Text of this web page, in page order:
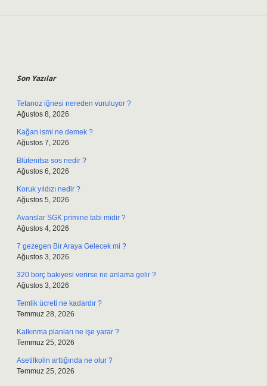
Son Yazılar
Tetanoz iğnesi nereden vuruluyor ?
Ağustos 8, 2026
Kağan ismi ne demek ?
Ağustos 7, 2026
Blütenitsa sos nedir ?
Ağustos 6, 2026
Koruk yıldızı nedir ?
Ağustos 5, 2026
Avanslar SGK primine tabi midir ?
Ağustos 4, 2026
7 gezegen Bir Araya Gelecek mi ?
Ağustos 3, 2026
320 borç bakiyesi verirse ne anlama gelir ?
Ağustos 3, 2026
Temlik ücreti ne kadardır ?
Temmuz 28, 2026
Kalkınma planları ne işe yarar ?
Temmuz 25, 2026
Asetilkolin arttığında ne olur ?
Temmuz 25, 2026